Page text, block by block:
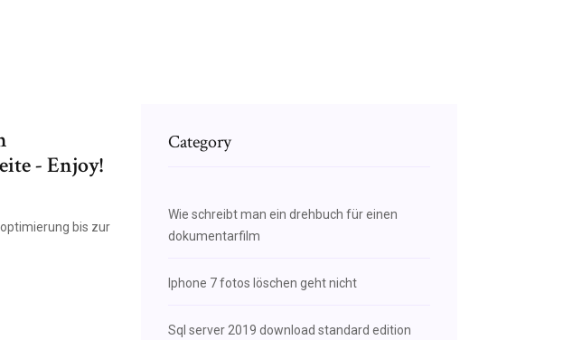
- Enjoy!
bis zur
Category
Wie schreibt man ein drehbuch für einen
dokumentarfilm
Iphone 7 fotos löschen geht nicht
Sql server 2019 download standard edition